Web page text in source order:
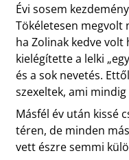
Évi sosem
Tökéletesen megvolt
ha Zolinak kedve volt
kielégítette a lelki
és a sok nevetés.
szexeltek, ami
Másfél év után kissé
téren, de minden
vett észre semmi